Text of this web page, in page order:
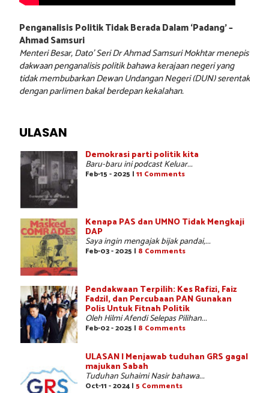
Penganalisis Politik Tidak Berada Dalam ‘Padang’ –
Ahmad Samsuri
Menteri Besar, Dato’ Seri Dr Ahmad Samsuri Mokhtar menepis
dakwaan penganalisis politik bahawa kerajaan negeri yang
tidak membubarkan Dewan Undangan Negeri (DUN) serentak
dengan parlimen bakal berdepan kekalahan.
ULASAN
Demokrasi parti politik kita
Baru-baru ini podcast Keluar...
Feb-15 - 2025 | 11 Comments
Kenapa PAS dan UMNO Tidak Mengkaji
DAP
Saya ingin mengajak bijak pandai,...
Feb-03 - 2025 | 8 Comments
Pendakwaan Terpilih: Kes Rafizi, Faiz
Fadzil, dan Percubaan PAN Gunakan
Polis Untuk Fitnah Politik
Oleh Hilmi Afendi Selepas Pilihan...
Feb-02 - 2025 | 8 Comments
ULASAN | Menjawab tuduhan GRS gagal
majukan Sabah
Tuduhan Suhaimi Nasir bahawa...
Oct-11 - 2024 | 5 Comments